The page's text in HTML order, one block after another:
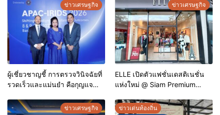
ข่าวเศรษฐกิจ
ผู้เชี่ยวชาญชี้ การตรวจวินิจฉัยที่
รวดเร็วและแม่นยำ คือกุญแจ
ประเทศไทย
ข่าวเศรษฐกิจ
ELLE เปิดตัวแฟชั่นเดสติเนชั่น
แห่งใหม่ @ Siam Premium
ดีลพิเศษลดสูงสุด 70%
ข่าวเศรษฐกิจ
ข่าวเด่นท้องถิ่น